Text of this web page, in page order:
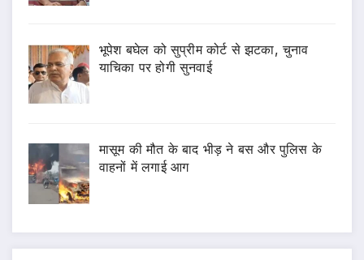
भूपेश बघेल को सुप्रीम कोर्ट से झटका, चुनाव
याचिका पर होगी सुनवाई
मासूम की मौत के बाद भीड़ ने बस और पुलिस के
वाहनों में लगाई आग